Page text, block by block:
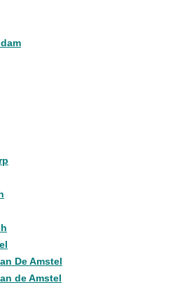
De Amstel
de Amstel